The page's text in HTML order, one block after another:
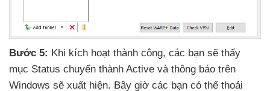
Bước 5: Khi kích hoạt thành công, các bạn sẽ thấy
mục Status chuyển thành Active và thông báo trên
Windows sẽ xuất hiện. Bây giờ các bạn có thể thoải